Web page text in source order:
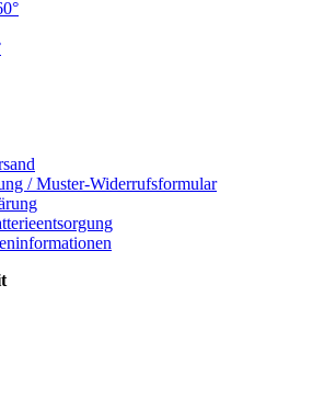
/ Muster-Widerrufsformular